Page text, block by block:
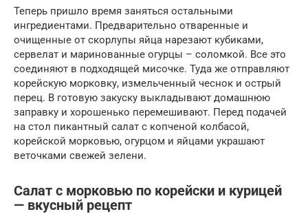
Теперь пришло время заняться остальными
ингредиентами. Предварительно отваренные и
очищенные от скорлупы яйца нарезают кубиками,
сервелат и маринованные огурцы – соломкой. Все это
соединяют в подходящей мисочке. Туда же отправляют
корейскую морковку, измельченный чеснок и острый
перец. В готовую закуску выкладывают домашнюю
заправку и хорошенько перемешивают. Перед подачей
на стол пикантный салат с копченой колбасой,
корейской морковью, огурцом и яйцами украшают
веточками свежей зелени.
Салат с морковью по корейски и курицей
— вкусный рецепт